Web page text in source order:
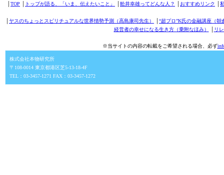
TOP トップが語る、「いま、伝えたいこと」 舩井幸雄ってどんな人？ おすすめリンク
ヤスのちょっとスピリチュアルな世界情勢予測（高島康司先生）
“超プロ”K氏の金融講座（朝
経営者の幸せになる生き方（乗附なほみ）
リ
※当サイトの内容の転載をご希望される場合、必ず
株式会社本物研究所
〒108-0014 東京都港区芝5-13-18-4F
TEL：03-3457-1271 FAX：03-3457-1272